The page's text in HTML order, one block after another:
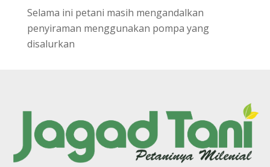
Selama ini petani masih mengandalkan
penyiraman menggunakan pompa yang
disalurkan